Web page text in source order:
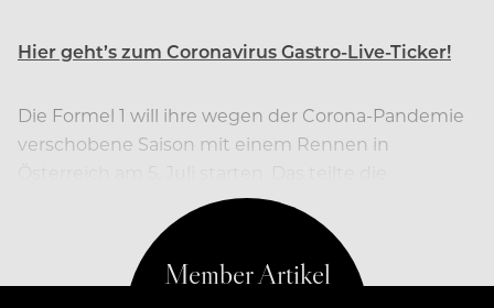
Hier geht’s zum Coronavirus Gastro-Live-Ticker!
Die Formel 1 will ihre wegen der Corona-Pandemie
verschobene Saison mit einem Rennen in
Rennserie am Montag mit.